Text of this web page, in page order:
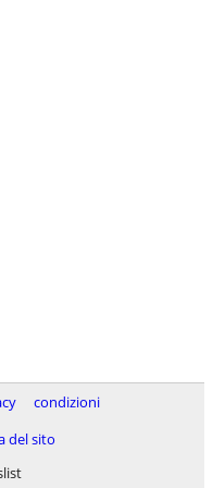
condizioni
del sito